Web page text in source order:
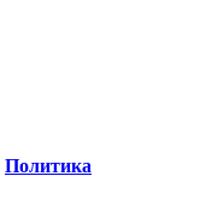
Политика